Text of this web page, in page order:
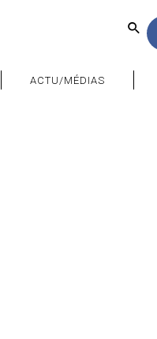
ACTU/MÉDIAS